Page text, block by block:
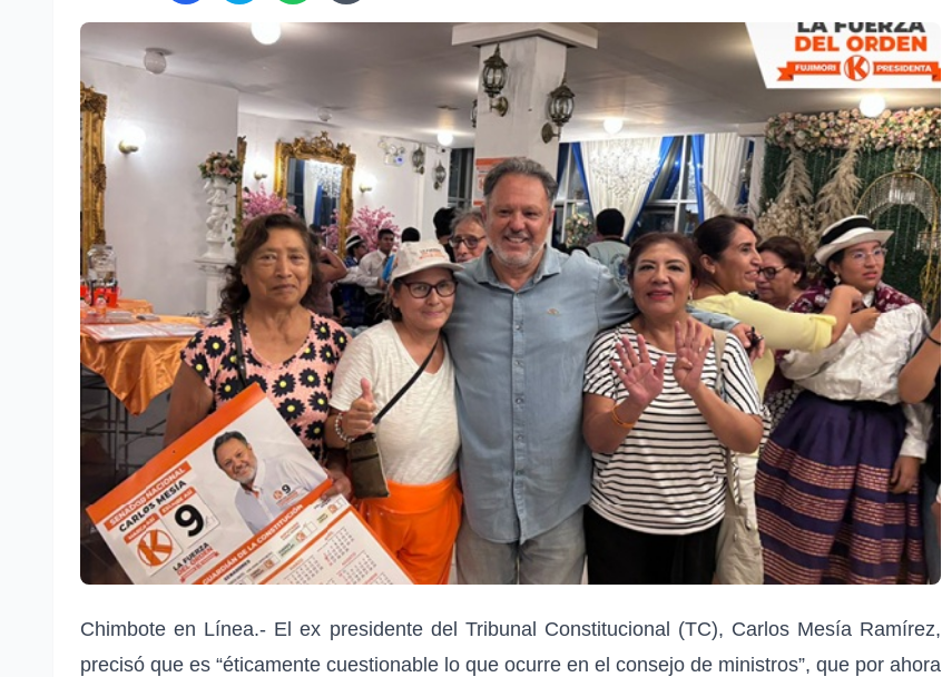
Chimbote en Línea.- El ex presidente del Tribunal Constitucional (TC), Carlos Mesía Ramírez,
precisó que es “éticamente cuestionable lo que ocurre en el consejo de ministros”, que por ahora